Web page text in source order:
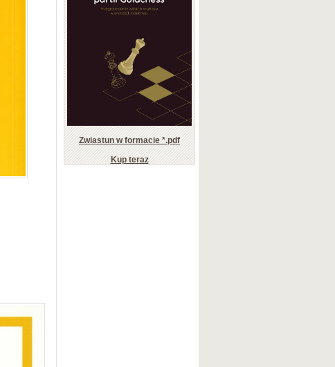
Zwiastun w formacie *.pdf
Kup teraz